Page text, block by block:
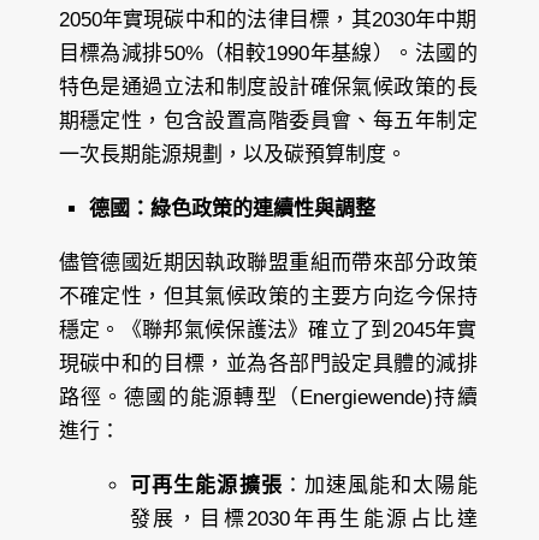
2050年實現碳中和的法律目標，其2030年中期
目標為減排50%（相較1990年基線）。法國的
特色是通過立法和制度設計確保氣候政策的長
期穩定性，包含設置高階委員會、每五年制定
一次長期能源規劃，以及碳預算制度。
德國：綠色政策的連續性與調整
儘管德國近期因執政聯盟重組而帶來部分政策
不確定性，但其氣候政策的主要方向迄今保持
穩定。《聯邦氣候保護法》確立了到2045年實
現碳中和的目標，並為各部門設定具體的減排
路徑。德國的能源轉型（Energiewende)持續
進行：
可再生能源擴張 ：加速風能和太陽能
發展，目標2030年再生能源占比達